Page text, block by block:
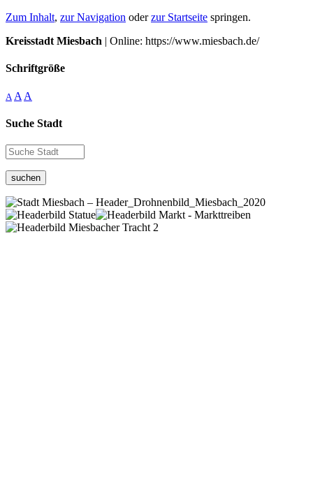
Zum Inhalt, zur Navigation oderzur Startseite springen.
Kreisstadt Miesbach | Online: https://www.miesbach.de/
Schriftgröße
A A A
Suche Stadt
suchen